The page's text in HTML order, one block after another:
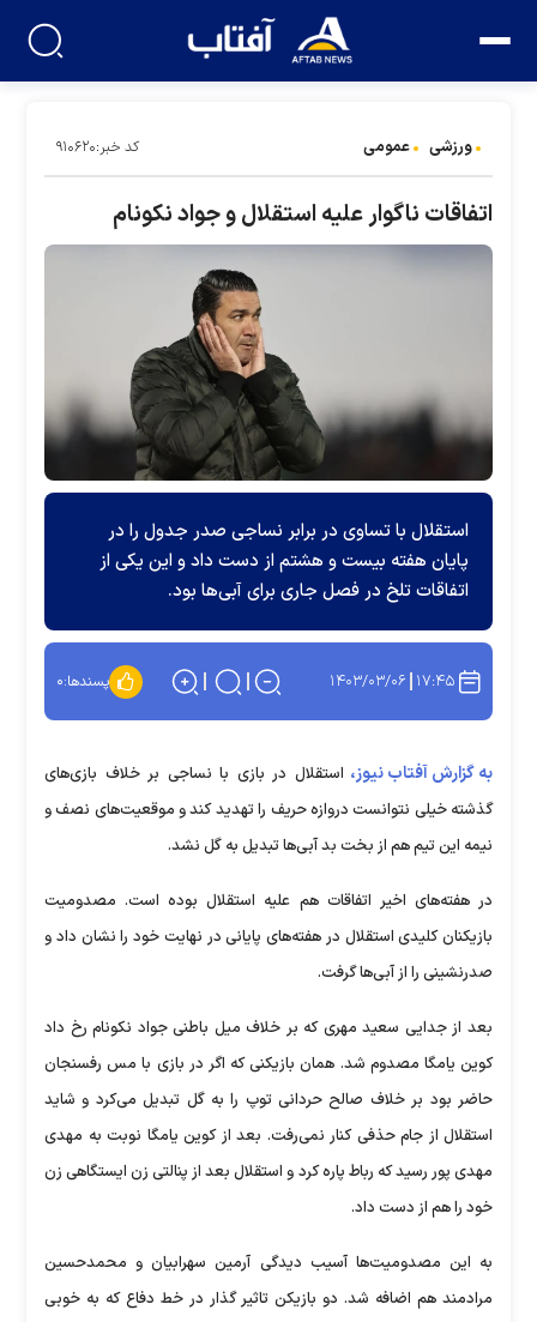
ورزشی عمومی کد خبر:۹۱۰۶۲۰
اتفاقات ناگوار علیه استقلال و جواد نکونام
استقلال با تساوی در برابر نساجی صدر جدول را در
پایان هفته بیست و هشتم از دست داد و این یکی از
اتفاقات تلخ در فصل جاری برای آبی‌ها بود.
۱۷:۴۵ ۱۴۰۳/۰۳/۰۶ پسندها:۰
به گزارش آفتاب نیوز، استقلال در بازی با نساجی بر خلاف بازی‌های
گذشته خیلی نتوانست دروازه حریف را تهدید کند و موقعیت‌های نصف و
نیمه این تیم هم از بخت بد آبی‌ها تبدیل به گل نشد.
در هفته‌های اخیر اتفاقات هم علیه استقلال بوده است. مصدومیت
بازیکنان کلیدی استقلال در هفته‌های پایانی در نهایت خود را نشان داد و
صدرنشینی را از آبی‌ها گرفت.
بعد از جدایی سعید مهری که بر خلاف میل باطنی جواد نکونام رخ داد
کوین یامگا مصدوم شد. همان بازیکنی که اگر در بازی با مس رفسنجان
حاضر بود بر خلاف صالح حردانی توپ را به گل تبدیل می‌کرد و شاید
استقلال از جام حذفی کنار نمی‌رفت. بعد از کوین یامگا نوبت به مهدی
مهدی پور رسید که رباط پاره کرد و استقلال بعد از پنالتی زن ایستگاهی زن
خود را هم از دست داد.
به این مصدومیت‌ها آسیب دیدگی آرمین سهرابیان و محمدحسین
مرادمند هم اضافه شد. دو بازیکن تاثیر گذار در خط دفاع که به خوبی